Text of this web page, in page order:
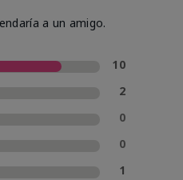
a un amigo.
10
2
0
0
1